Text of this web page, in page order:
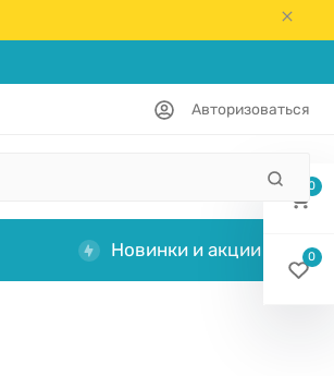
Авторизоваться
Новинки и акции
0
0